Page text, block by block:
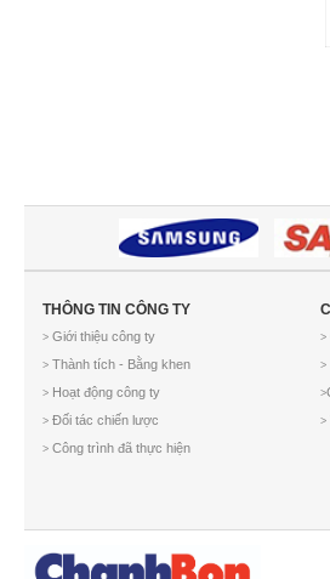
THÔNG TIN CÔNG TY
> Giới thiệu công ty
> Thành tích - Bằng khen
> Hoạt động công ty
> Đối tác chiến lược
> Công trình đã thực hiện
>
>
>
>